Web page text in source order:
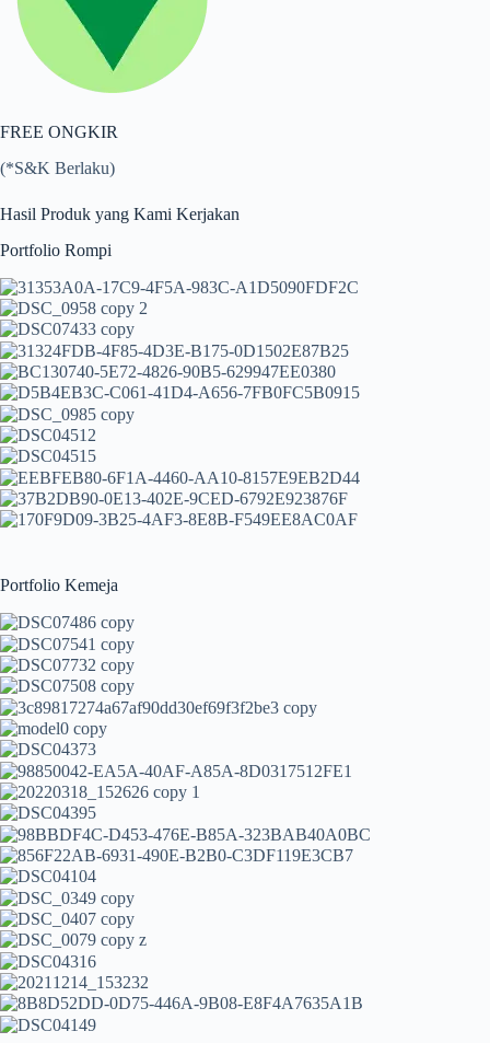
FREE ONGKIR
(*S&K Berlaku)
Hasil Produk yang Kami Kerjakan
Portfolio Rompi
Portfolio Kemeja